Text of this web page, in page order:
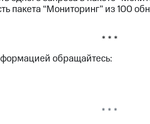
пакета “Мониторинг” из 100
* * *
обращайтесь:
* * *